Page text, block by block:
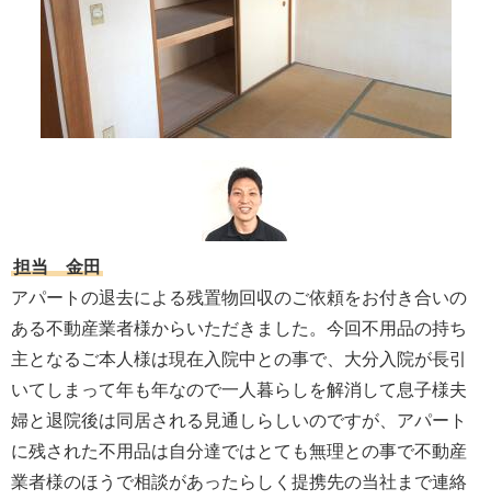
担当 金田
アパートの退去による残置物回収のご依頼をお付き合いの
ある不動産業者様からいただきました。今回不用品の持ち
主となるご本人様は現在入院中との事で、大分入院が長引
いてしまって年も年なので一人暮らしを解消して息子様夫
婦と退院後は同居される見通しらしいのですが、アパート
に残された不用品は自分達ではとても無理との事で不動産
業者様のほうで相談があったらしく提携先の当社まで連絡